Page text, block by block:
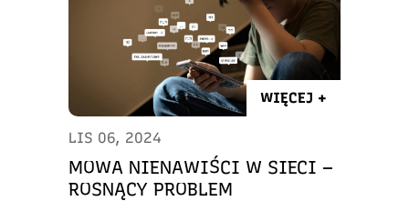
WIĘCEJ +
LIS 06, 2024
MOWA NIENAWIŚCI W SIECI –
ROSNĄCY PROBLEM